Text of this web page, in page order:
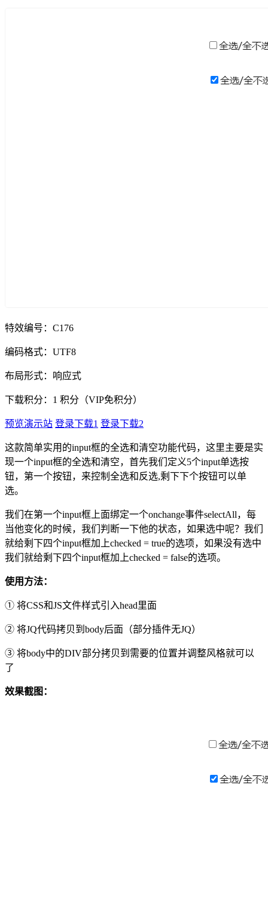
特效编号：C176
编码格式：UTF8
布局形式：响应式
下载积分： 1 积分（VIP免积分）
预览演示站 登录下载1 登录下载2
这款简单实用的input框的全选和清空功能代码，这里主要是实
现一个input框的全选和清空，首先我们定义5个input单选按
钮，第一个按钮，来控制全选和反选,剩下下个按钮可以单
选。
我们在第一个input框上面绑定一个onchange事件selectAll，每
当他变化的时候，我们判断一下他的状态，如果选中呢？我们
就给剩下四个input框加上checked = true的选项，如果没有选中
我们就给剩下四个input框加上checked = false的选项。
使用方法：
① 将CSS和JS文件样式引入head里面
② 将JQ代码拷贝到body后面（部分插件无JQ）
③ 将body中的DIV部分拷贝到需要的位置并调整风格就可以
了
效果截图：